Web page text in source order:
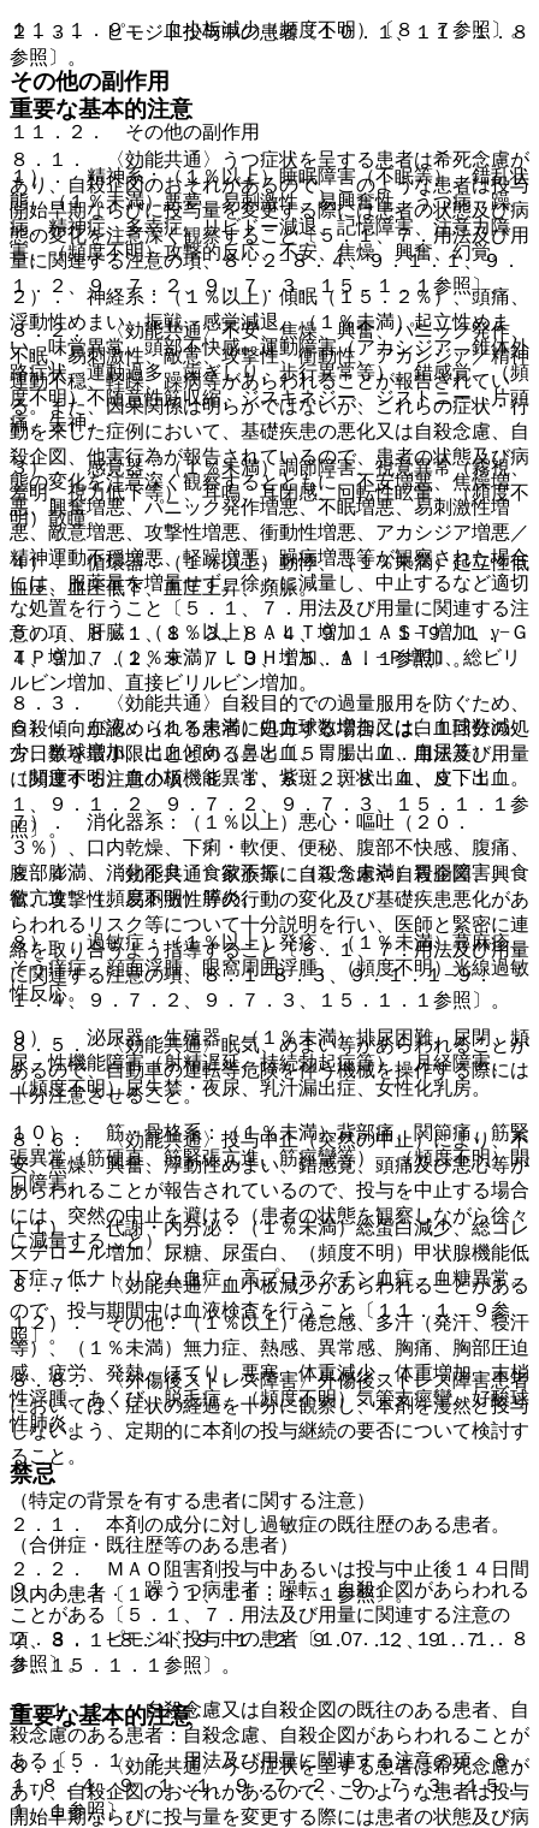
２．３． ピモジド投与中の患者〔１０．１、１１．１．８
参照〕。
重要な基本的注意
８．１． 〈効能共通〉うつ症状を呈する患者は希死念慮が
あり、自殺企図のおそれがあるので、このような患者は投与
開始早期ならびに投与量を変更する際には患者の状態及び病
態の変化を注意深く観察すること〔５．１、７．用法及び用
量に関連する注意の項、８．２−８．４、９．１．１、９．
１．２、９．７．２、９．７．３、１５．１．１参照〕。
８．２． 〈効能共通〉不安、焦燥、興奮、パニック発作、
不眠、易刺激性、敵意、攻撃性、衝動性、アカシジア／精神
運動不穏、軽躁、躁病等があらわれることが報告されてい
る。また、因果関係は明らかではないが、これらの症状・行
動を来した症例において、基礎疾患の悪化又は自殺念慮、自
殺企図、他害行為が報告されているので、患者の状態及び病
態の変化を注意深く観察するとともに、不安増悪、焦燥増
悪、興奮増悪、パニック発作増悪、不眠増悪、易刺激性増
悪、敵意増悪、攻撃性増悪、衝動性増悪、アカシジア増悪／
精神運動不穏増悪、軽躁増悪、躁病増悪等が観察された場合
には、服薬量を増量せず、徐々に減量し、中止するなど適切
な処置を行うこと〔５．１、７．用法及び用量に関連する注
意の項、８．１、８．３、８．４、９．１．１−９．１．
４、９．７．２、９．７．３、１５．１．１参照〕。
８．３． 〈効能共通〉自殺目的での過量服用を防ぐため、
自殺傾向が認められる患者に処方する場合には、１回分の処
方日数を最小限にとどめること〔５．１、７．用法及び用量
に関連する注意の項、８．１、８．２、８．４、９．１．
１、９．１．２、９．７．２、９．７．３、１５．１．１参
照〕。
８．４． 〈効能共通〉家族等に自殺念慮や自殺企図、興
奮、攻撃性、易刺激性等の行動の変化及び基礎疾患悪化があ
らわれるリスク等について十分説明を行い、医師と緊密に連
絡を取り合うよう指導すること〔５．１、７．用法及び用量
に関連する注意の項、８．１−８．３、９．１．１−９．
１．４、９．７．２、９．７．３、１５．１．１参照〕。
８．５． 〈効能共通〉眠気、めまい等があらわれることが
あるので、自動車の運転等危険を伴う機械を操作する際には
十分注意させること。
８．６． 〈効能共通〉投与中止（突然の中止）により、不
安、焦燥、興奮、浮動性めまい、錯感覚、頭痛及び悪心等が
あらわれることが報告されているので、投与を中止する場合
には、突然の中止を避ける（患者の状態を観察しながら徐々
に減量すること）。
８．７． 〈効能共通〉血小板減少があらわれることがある
ので、投与期間中は血液検査を行うこと〔１１．１．９参
照〕。
８．８． 〈外傷後ストレス障害〉外傷後ストレス障害患者
においては、症状の経過を十分に観察し、本剤を漫然と投与
しないよう、定期的に本剤の投与継続の要否について検討す
ること。
（特定の背景を有する患者に関する注意）
（合併症・既往歴等のある患者）
９．１．１． 躁うつ病患者：躁転、自殺企図があらわれる
ことがある〔５．１、７．用法及び用量に関連する注意の
項、８．１−８．４、９．１．２、９．７．２、９．７．
３、１５．１．１参照〕。
９．１．２． 自殺念慮又は自殺企図の既往のある患者、自
殺念慮のある患者：自殺念慮、自殺企図があらわれることが
ある〔５．１、７．用法及び用量に関連する注意の項、８．
１−８．４、９．１．１、９．７．２、９．７．３、１５．
１．１参照〕。
１１．１．９． 血小板減少（頻度不明）〔８．７参照〕。
その他の副作用
１１．２． その他の副作用
１）． 精神系：（１％以上）睡眠障害（不眠等）、錯乱状
態、（１％未満）悪夢、易刺激性、易興奮性、うつ病、躁
病、精神症、多幸症、リビドー減退、記憶障害、注意力障
害、（頻度不明）攻撃的反応、不安、焦燥、興奮、幻覚。
２）． 神経系：（１％以上）傾眠（１５．２％）、頭痛、
浮動性めまい、振戦、感覚減退、（１％未満）起立性めま
い、味覚異常、頭部不快感、運動障害（アカシジア、錐体外
路症状、運動過多、歯ぎしり、歩行異常等）、錯感覚、（頻
度不明）不随意性筋収縮、ジスキネジー、ジストニー、片頭
痛、失神。
３）． 感覚器：（１％未満）調節障害、視覚異常（霧視、
羞明、視力低下等）、耳鳴、耳閉感、回転性眩暈、（頻度不
明）散瞳。
４）． 循環器：（１％以上）動悸、（１％未満）起立性低
血圧、血圧低下、血圧上昇、頻脈。
５）． 肝臓：（１％以上）ＡＬＴ増加、ＡＳＴ増加、γ−Ｇ
ＴＰ増加、（１％未満）ＬＤＨ増加、Ａｌ−Ｐ増加、総ビリ
ルビン増加、直接ビリルビン増加。
６）． 血液：（１％未満）白血球数増加又は白血球数減
少、単球増加、出血傾向（鼻出血、胃腸出血、血尿等）、
（頻度不明）血小板機能異常、紫斑、斑状出血、皮下出血。
７）． 消化器系：（１％以上）悪心・嘔吐（２０．
３％）、口内乾燥、下痢・軟便、便秘、腹部不快感、腹痛、
腹部膨満、消化不良、食欲不振、（１％未満）胃腸障害、食
欲亢進、（頻度不明）膵炎。
８）． 過敏症：（１％以上）発疹、（１％未満）蕁麻疹、
そう痒症、顔面浮腫、眼窩周囲浮腫、（頻度不明）光線過敏
性反応。
９）． 泌尿器・生殖器：（１％未満）排尿困難、尿閉、頻
尿、性機能障害（射精遅延、持続勃起症等）、月経障害、
（頻度不明）尿失禁・夜尿、乳汁漏出症、女性化乳房。
１０）． 筋・骨格系：（１％未満）背部痛、関節痛、筋緊
張異常（筋硬直、筋緊張亢進、筋痙攣等）、（頻度不明）開
口障害。
１１）． 代謝・内分泌：（１％未満）総蛋白減少、総コレ
ステロール増加、尿糖、尿蛋白、（頻度不明）甲状腺機能低
下症、低ナトリウム血症、高プロラクチン血症、血糖異常。
１２）． その他：（１％以上）倦怠感、多汗（発汗、寝汗
等）、（１％未満）無力症、熱感、異常感、胸痛、胸部圧迫
感、疲労、発熱、ほてり、悪寒、体重減少、体重増加、末梢
性浮腫、あくび、脱毛症、（頻度不明）気管支痙攣、好酸球
性肺炎。
禁忌
２．１． 本剤の成分に対し過敏症の既往歴のある患者。
２．２． ＭＡＯ阻害剤投与中あるいは投与中止後１４日間
以内の患者〔１０．１、１１．１．１参照〕。
２．３． ピモジド投与中の患者〔１０．１、１１．１．８
参照〕。
重要な基本的注意
８．１． 〈効能共通〉うつ症状を呈する患者は希死念慮が
あり、自殺企図のおそれがあるので、このような患者は投与
開始早期ならびに投与量を変更する際には患者の状態及び病